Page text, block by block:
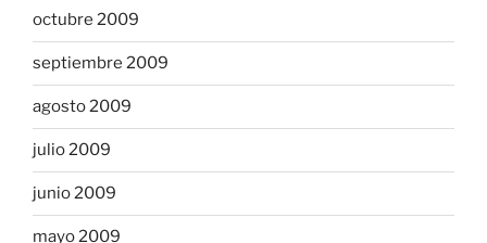
octubre 2009
septiembre 2009
agosto 2009
julio 2009
junio 2009
mayo 2009